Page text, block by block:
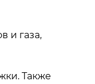
и газа,
Также